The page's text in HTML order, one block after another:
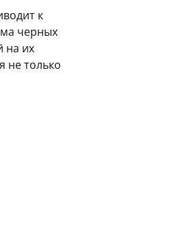
к
черных
на их
не только